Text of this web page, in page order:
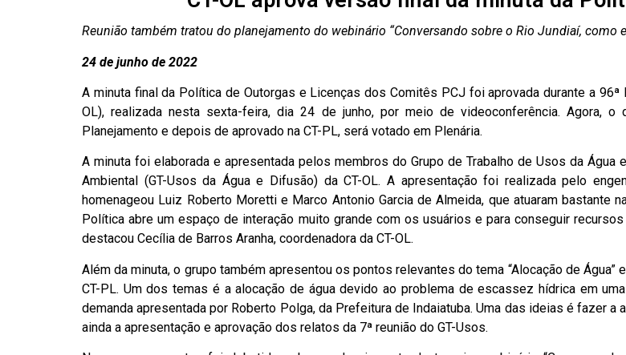
Reunião também tratou do planejamento do webinário “Conversando sobre o Rio Jundiaí, como
24 de junho de 2022
A minuta final da Política de Outorgas e Licenças dos Comitês PCJ foi aprovada durante a 96ª
OL), realizada nesta sexta-feira, dia 24 de junho, por meio de videoconferência. Agora, o
Planejamento e depois de aprovado na CT-PL, será votado em Plenária.
A minuta foi elaborada e apresentada pelos membros do Grupo de Trabalho de Usos da
Ambiental (GT-Usos da Água e Difusão) da CT-OL. A apresentação foi realizada pelo
homenageou Luiz Roberto Moretti e Marco Antonio Garcia de Almeida, que atuaram bastante
Política abre um espaço de interação muito grande com os usuários e para conseguir
destacou Cecília de Barros Aranha, coordenadora da CT-OL.
Além da minuta, o grupo também apresentou os pontos relevantes do tema “Alocação de
CT-PL. Um dos temas é a alocação de água devido ao problema de escassez hídrica em
demanda apresentada por Roberto Polga, da Prefeitura de Indaiatuba. Uma das ideias é fazer a
ainda a apresentação e aprovação dos relatos da 7ª reunião do GT-Usos.